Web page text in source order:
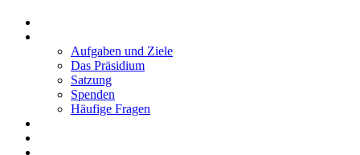
Aufgaben und Ziele
Das Präsidium
Satzung
Spenden
Häufige Fragen